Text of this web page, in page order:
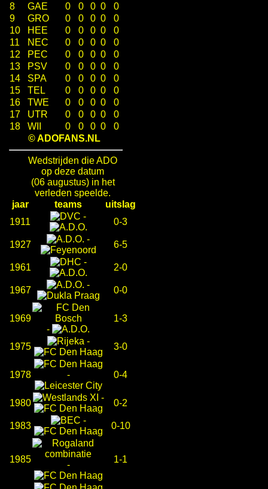
8
GAE 0 0 0 0
0
9
GRO 0 0 0 0
0
10
HEE 0 0 0 0
0
11
NEC 0 0 0 0
0
12
PEC 0 0 0 0
0
13
PSV 0 0 0 0
0
14
SPA 0 0 0 0
0
15
TEL 0 0 0 0
0
16
TWE 0 0 0 0
0
17
UTR 0 0 0 0
0
18
WII 0 0 0 0
0
© ADOFANS.NL
Wedstrijden die ADO
op deze datum
(06 augustus) in het
verleden speelde.
jaar
teams
uitslag
1911
-
0-3
1927
-
6-5
1961
-
2-0
1967
-
0-0
1969
-
1-3
1975
-
3-0
1978 - 0-4
1980
-
0-2
1983
-
0-10
1985
-
1-1